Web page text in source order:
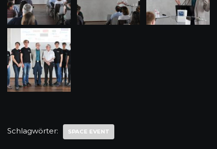
Schlagwörter: SPACE EVENT